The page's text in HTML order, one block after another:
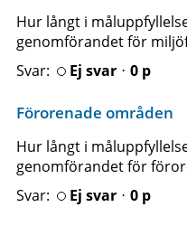
Hur långt i
genomförandet för
Ej svarᆞ0 p
Förorenade områden
Hur långt i
genomförandet för
Ej svarᆞ0 p